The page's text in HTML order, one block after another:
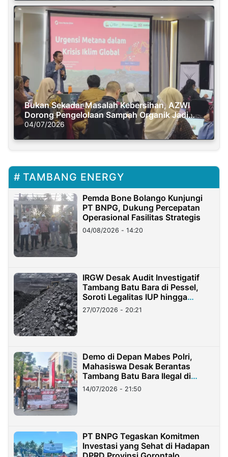
Bukan Sekadar Masalah Kebersihan, AZWI
Dorong Pengelolaan Sampah Organik Jadi
Solusi Krisis Iklim
04/07/2026
TAMBANG ENERGY
Pemda Bone Bolango Kunjungi
PT BNPG, Dukung Percepatan
Operasional Fasilitas Strategis
04/08/2026 - 14:20
IRGW Desak Audit Investigatif
Tambang Batu Bara di Pessel,
Soroti Legalitas IUP hingga
Stockpile
27/07/2026 - 20:21
Demo di Depan Mabes Polri,
Mahasiswa Desak Berantas
Tambang Batu Bara Ilegal di
Lampung
14/07/2026 - 21:50
PT BNPG Tegaskan Komitmen
Investasi yang Sehat di Hadapan